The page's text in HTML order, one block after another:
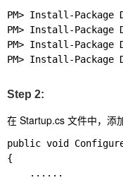
PM> Install-Package
PM> Install-Package
PM> Install-Package
Step 2:
在 Startup.cs 文件中，添
public void
{
    ......